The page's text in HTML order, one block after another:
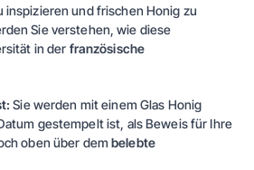
inspizieren und frischen Honig zu
Sie verstehen, wie diese
in der französische
Sie werden mit einem Glas Honig
gestempelt ist, als Beweis für Ihre
oben über dembelebte